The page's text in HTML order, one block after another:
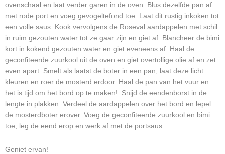
ovenschaal en laat verder garen in de oven. Blus dezelfde pan af
met rode port en voeg gevogeltefond toe. Laat dit rustig inkoken tot
een volle saus. Kook vervolgens de Roseval aardappelen met schil
in ruim gezouten water tot ze gaar zijn en giet af. Blancheer de bimi
kort in kokend gezouten water en giet eveneens af. Haal de
geconfiteerde zuurkool uit de oven en giet overtollige olie af en zet
even apart. Smelt als laatst de boter in een pan, laat deze licht
kleuren en roer de mosterd erdoor. Haal de pan van het vuur en
het is tijd om het bord op te maken! Snijd de eendenborst in de
lengte in plakken. Verdeel de aardappelen over het bord en lepel
de mosterdboter erover. Voeg de geconfiteerde zuurkool en bimi
toe, leg de eend erop en werk af met de portsaus.
Geniet ervan!